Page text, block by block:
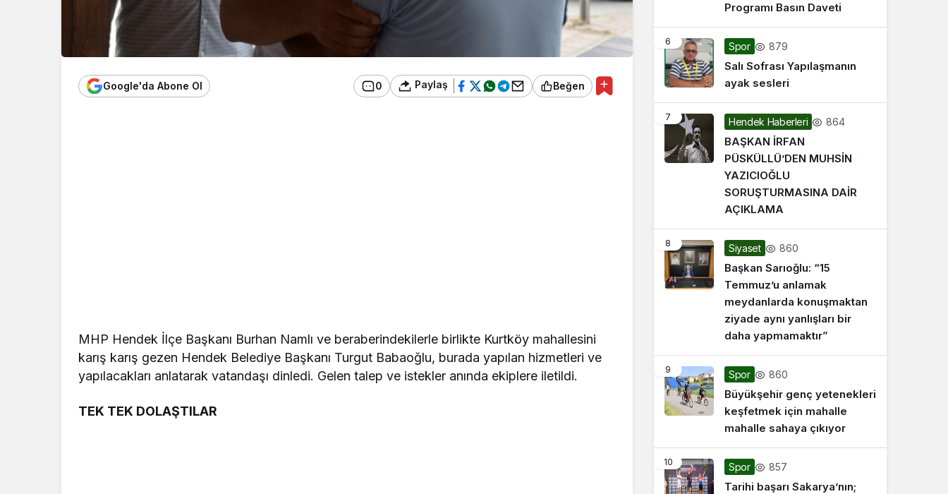
Google'da Abone Ol 0 Paylaş Beğen
MHP Hendek İlçe Başkanı Burhan Namlı ve beraberindekilerle birlikte Kurtköy mahallesini
karış karış gezen Hendek Belediye Başkanı Turgut Babaoğlu, burada yapılan hizmetleri ve
yapılacakları anlatarak vatandaşı dinledi. Gelen talep ve istekler anında ekiplere iletildi.
TEK TEK DOLAŞTILAR
Programı Basın Daveti
6 Spor 879
Salı Sofrası Yapılaşmanın
ayak sesleri
7 Hendek Haberleri 864
BAŞKAN İRFAN
PÜSKÜLLÜ’DEN MUHSİN
YAZICIOĞLU
SORUŞTURMASINA DAİR
AÇIKLAMA
8 Siyaset 860
Başkan Sarıoğlu: “15
Temmuz’u anlamak
meydanlarda konuşmaktan
ziyade aynı yanlışları bir
daha yapmamaktır”
9 Spor 860
Büyükşehir genç yetenekleri
keşfetmek için mahalle
mahalle sahaya çıkıyor
10 Spor 857
Tarihi başarı Sakarya’nın;